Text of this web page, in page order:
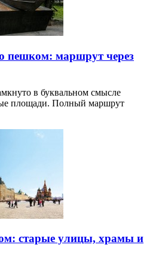
пешком: маршрут через
в буквальном смысле
площади. Полный маршрут
старые улицы, храмы и